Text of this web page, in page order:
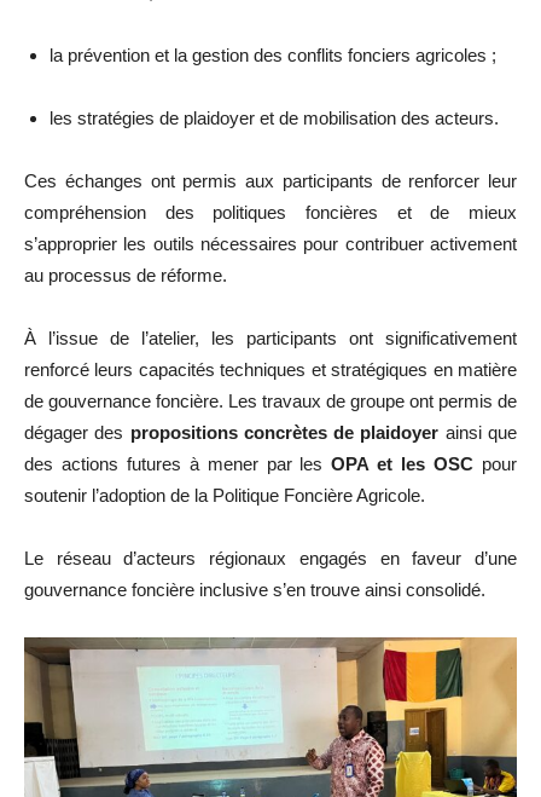
la prévention et la gestion des conflits fonciers agricoles ;
les stratégies de plaidoyer et de mobilisation des acteurs.
Ces échanges ont permis aux participants de renforcer leur
compréhension des politiques foncières et de mieux
s’approprier les outils nécessaires pour contribuer activement
au processus de réforme.
À l’issue de l’atelier, les participants ont significativement
renforcé leurs capacités techniques et stratégiques en matière
de gouvernance foncière. Les travaux de groupe ont permis de
dégager des propositions concrètes de plaidoyer ainsi que
des actions futures à mener par lesOPA et les OSC pour
soutenir l’adoption de la Politique Foncière Agricole.
Le réseau d’acteurs régionaux engagés en faveur d’une
gouvernance foncière inclusive s’en trouve ainsi consolidé.